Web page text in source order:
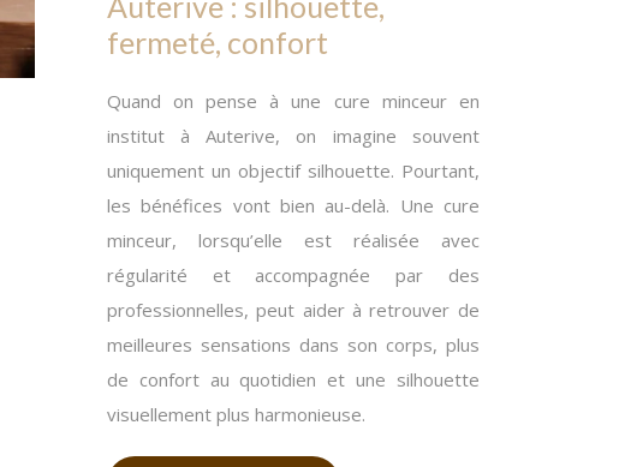
fermeté, confort
Quand on pense à une cure minceur en
institut à Auterive, on imagine souvent
uniquement un objectif silhouette. Pourtant,
les bénéfices vont bien au-delà. Une cure
minceur, lorsqu’elle est réalisée avec
régularité et accompagnée par des
professionnelles, peut aider à retrouver de
meilleures sensations dans son corps, plus
de confort au quotidien et une silhouette
visuellement plus harmonieuse.